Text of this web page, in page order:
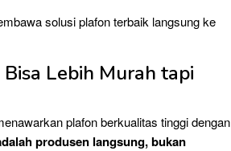
solusi plafon terbaik langsung ke
Lebih Murah tapi
plafon berkualitas tinggi dengan
produsen langsung, bukan